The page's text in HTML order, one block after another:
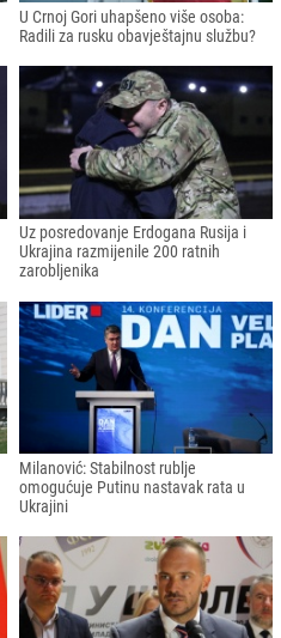
U Crnoj Gori uhapšeno više osoba:
Radili za rusku obavještajnu službu?
Uz posredovanje Erdogana Rusija i
Ukrajina razmijenile 200 ratnih
zarobljenika
Milanović: Stabilnost rublje
omogućuje Putinu nastavak rata u
Ukrajini